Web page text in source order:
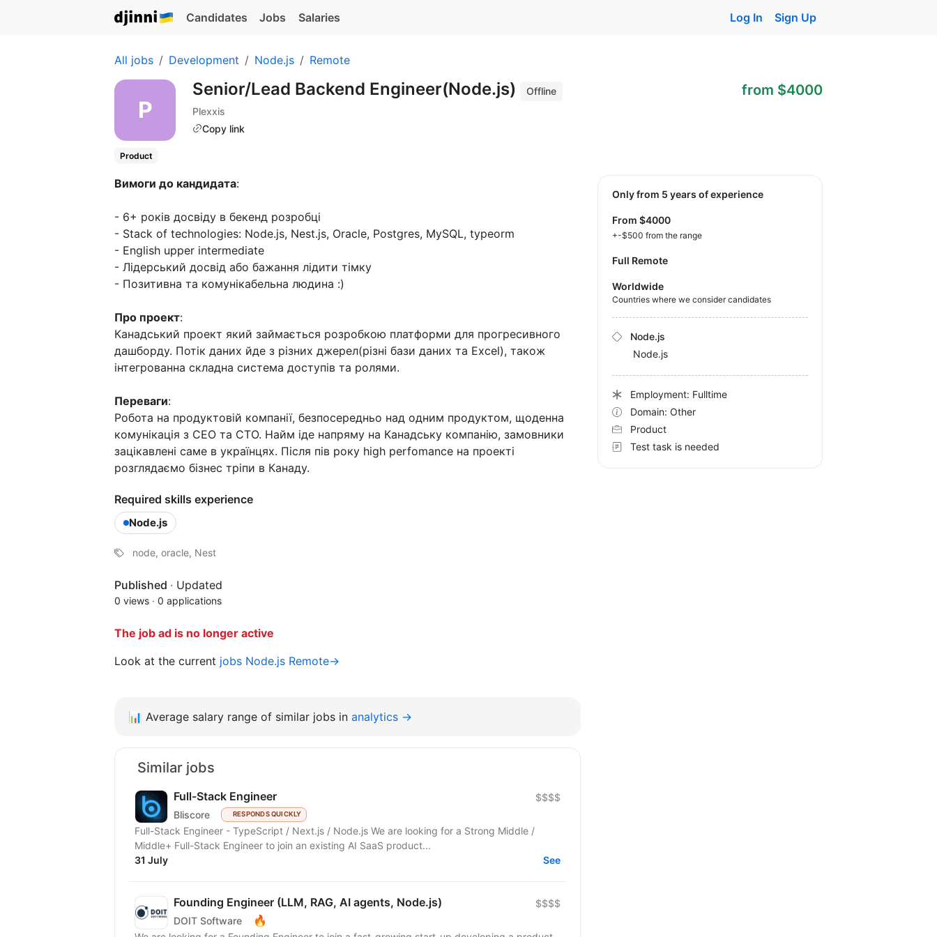
Candidates Jobs Salaries Log In Sign Up
All jobs Development Node.js Remote
Senior/Lead Backend Engineer(Node.js)
Offline
Plexxis
Copy link
from $4000
Product
Вимоги до кандидата:
- 6+ років досвіду в бекенд розробці
- Stack of technologies: Node.js, Nest.js, Oracle, Postgres, MySQL, typeorm
- English upper intermediate
- Лідерський досвід або бажання лідити тімку
- Позитивна та комунікабельна людина :)
Про проект:
Канадський проект який займається розробкою платформи для прогресивного
дашборду. Потік даних йде з різних джерел(різні бази даних та Excel), також
інтегрованна складна система доступів та ролями.
Переваги:
Робота на продуктовій компанії, безпосередньо над одним продуктом, щоденна
комунікація з CEO та CTO. Найм іде напряму на Канадську компанію, замовники
зацікавлені саме в українцях. Після пів року high perfomance на проекті
розглядаємо бізнес тріпи в Канаду.
Required skills experience
Node.js
node, oracle, Nest
Published · Updated
0 views · 0 applications
The job ad is no longer active
Look at the current jobs Node.js Remote→
Only from 5 years of experience
from $4000
+-$500 from the range
Full Remote
Worldwide
Countries where we consider candidates
Node.js
Node.js
Employment: Fulltime
Domain: Other
Product
Test task is needed
📊 Average salary range of similar jobs in analytics →
Similar jobs
Full-Stack Engineer
Bliscore RESPONDS QUICKLY
$$$$
Full-Stack Engineer - TypeScript / Next.js / Node.js We are looking for a Strong Middle /
Middle+ Full-Stack Engineer to join an existing AI SaaS product...
31 July
See
Founding Engineer (LLM, RAG, AI agents, Node.js)
DOIT Software 🔥
$$$$